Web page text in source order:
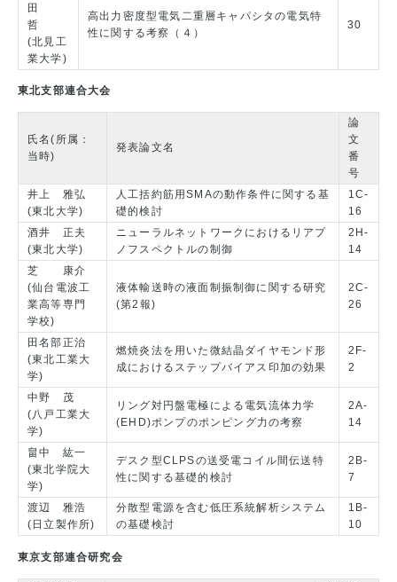
田
哲
(北見工
業大学)
高出力密度型電気二重層キャパシタの電気特
性に関する考察（４）
30
東北支部連合大会
氏名(所属：
当時)
発表論文名
論
文
番
号
井上 雅弘
(東北大学)
人工括約筋用SMAの動作条件に関する基
礎的検討
1C-
16
酒井 正夫
(東北大学)
ニューラルネットワークにおけるリアプ
ノフスペクトルの制御
2H-
14
芝 康介
(仙台電波工
業高等専門
学校)
液体輸送時の液面制振制御に関する研究
(第2報)
2C-
26
田名部正治
(東北工業大
学)
燃焼炎法を用いた微結晶ダイヤモンド形
成におけるステップバイアス印加の効果
2F-
2
中野 茂
(八戸工業大
学)
リング対円盤電極による電気流体力学
(EHD)ポンプのポンピング力の考察
2A-
14
畠中 紘一
(東北学院大
学)
デスク型CLPSの送受電コイル間伝送特
性に関する基礎的検討
2B-
7
渡辺 雅浩
(日立製作所)
分散型電源を含む低圧系統解析システム
の基礎検討
1B-
10
東京支部連合研究会